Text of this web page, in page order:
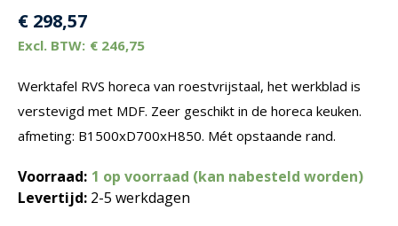
€ 298,57
€ 246,75
Werktafel RVS horeca van roestvrijstaal, het werkblad is
verstevigd met MDF. Zeer geschikt in de horeca keuken.
afmeting: B1500xD700xH850. Mét opstaande rand.
Voorraad: 1 op voorraad (kan nabesteld worden)
Levertijd: 2-5 werkdagen